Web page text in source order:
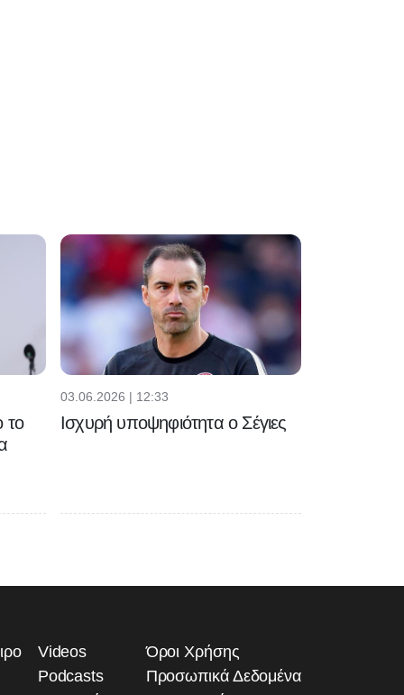
το
03.06.2026 | 12:33
Ισχυρή υποψηφιότητα ο Σέγιες
Videos
Podcasts
Όροι Χρήσης
Προσωπικά Δεδομένα